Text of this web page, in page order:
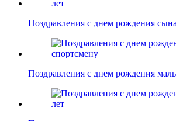
Поздравления с днем рождения
Поздравления с днем рождения